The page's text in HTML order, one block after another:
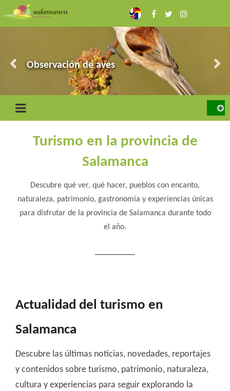
Pasar
al
Las Arribes
Ciudad Rodrigo y la Frontera
Observación de aves
Sierra de Francia
Toro bravo y dehesa
Turismo en la provincia de
Salamanca
Descubre qué ver, qué hacer, pueblos con encanto,
naturaleza, patrimonio, gastronomía y experiencias únicas
para disfrutar de la provincia de Salamanca durante todo
el año.
Actualidad del turismo en
Salamanca
Descubre las últimas noticias, novedades, reportajes
y contenidos sobre turismo, patrimonio, naturaleza,
cultura y experiencias para seguir explorando la